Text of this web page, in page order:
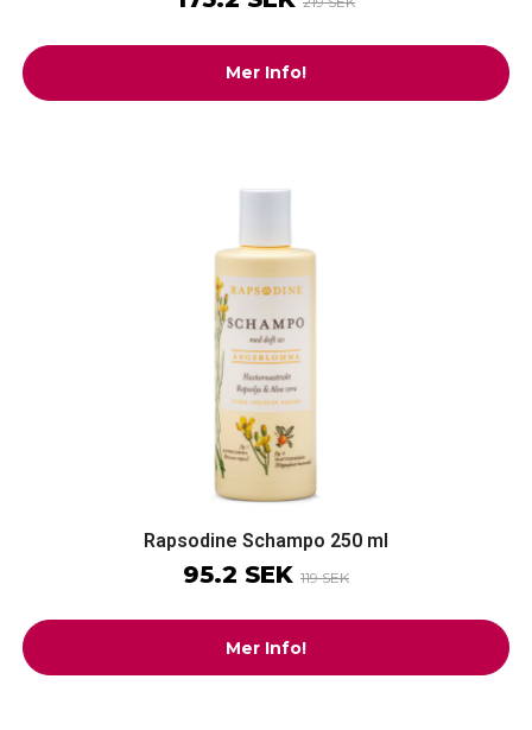
Mer Info!
Rapsodine Schampo 250 ml
95.2 SEK 119 SEK
Mer Info!